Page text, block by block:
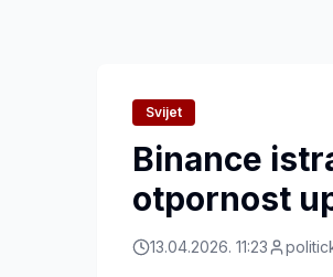
Svijet
Binance
otpornost
13.04.2026. 11:23